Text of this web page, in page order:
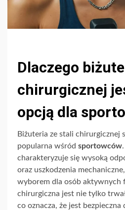
Dlaczego
chirurgicznej
opcją dla
Biżuteria ze stali chirurgicznej
popularna wśród sportowców
charakteryzuje się wysoką
oraz uszkodzenia
wyborem dla osób aktywnych
chirurgiczna jest nie tylko
co oznacza, że jest